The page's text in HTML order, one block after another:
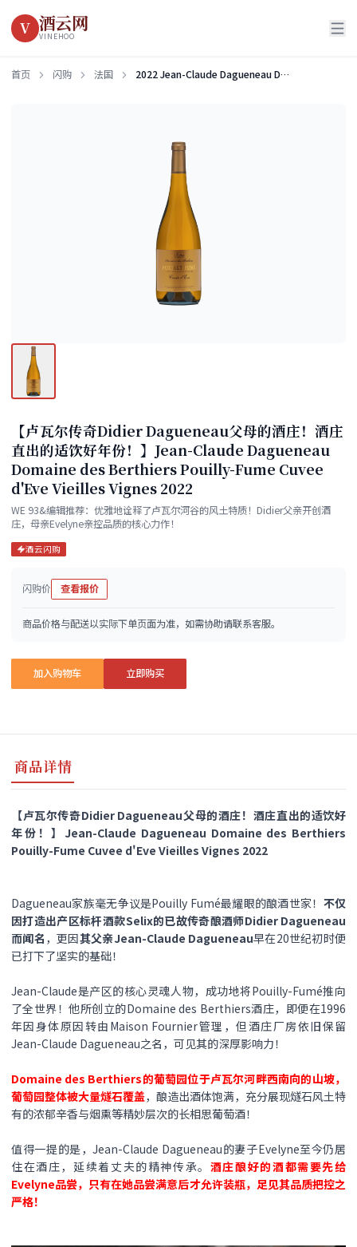
V 酒云网
VINEHOO
首页 闪购 法国 2022 Jean-Claude Dagueneau Domaine des Berthiers Pouilly-Fume Cuvee d'Eve Vieilles Vignes
【卢瓦尔传奇Didier Dagueneau父母的酒庄！酒庄
直出的适饮好年份！】Jean-Claude Dagueneau
Domaine des Berthiers Pouilly-Fume Cuvee
d'Eve Vieilles Vignes 2022
WE 93&编辑推荐：优雅地诠释了卢瓦尔河谷的风土特质！Didier父亲开创酒
庄，母亲Evelyne亲控品质的核心力作！
酒云闪购
闪购价 查看报价
商品价格与配送以实际下单页面为准，如需协助请联系客服。
加入购物车 立即购买
商品详情
【卢瓦尔传奇Didier Dagueneau父母的酒庄！酒庄直出的适饮好
年份！】Jean-Claude Dagueneau Domaine des Berthiers
Pouilly-Fume Cuvee d'Eve Vieilles Vignes 2022
Dagueneau家族毫无争议是Pouilly Fumé最耀眼的酿酒世家！ 不仅
因打造出产区标杆酒款Selix的已故传奇酿酒师Didier Dagueneau
而闻名 ，更因其父亲Jean-Claude Dagueneau早在20世纪初时便
已打下了坚实的基础！
Jean-Claude是产区的核心灵魂人物，成功地将Pouilly-Fumé推向
了全世界！他所创立的Domaine des Berthiers酒庄，即便在1996
年因身体原因转由Maison Fournier管理，但酒庄厂房依旧保留
Jean-Claude Dagueneau之名，可见其的深厚影响力！
Domaine des Berthiers的葡萄园位于卢瓦尔河畔西南向的山坡，
葡萄园整体被大量燧石覆盖，酿造出酒体饱满，充分展现燧石风土特
有的浓郁辛香与烟熏等精妙层次的长相思葡萄酒！
值得一提的是，Jean-Claude Dagueneau的妻子Evelyne至今仍居
住在酒庄，延续着丈夫的精神传承。 酒庄酿好的酒都需要先给
Evelyne品尝，只有在她品尝满意后才允许装瓶，足见其品质把控之
严格！